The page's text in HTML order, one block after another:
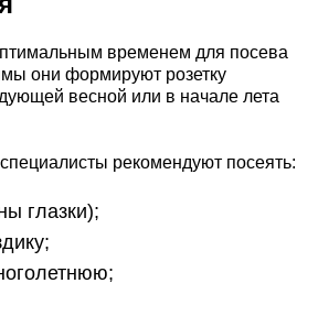
временем для посева
они формируют розетку
весной или в начале лета
рекомендуют посеять:
глазки);